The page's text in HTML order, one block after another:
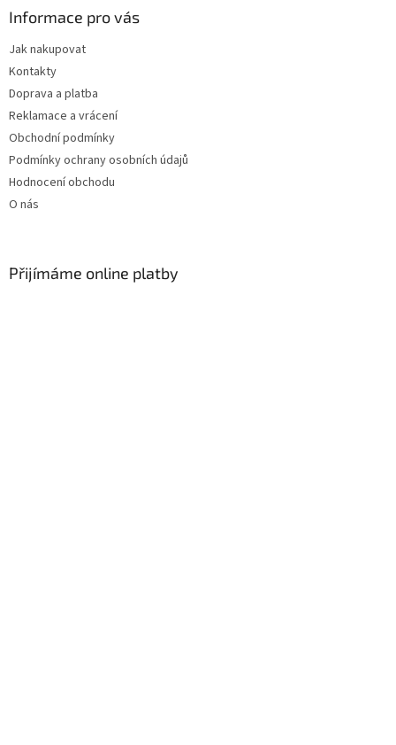
Informace pro vás
Jak nakupovat
Kontakty
Doprava a platba
Reklamace a vrácení
Obchodní podmínky
Podmínky ochrany osobních údajů
Hodnocení obchodu
O nás
Přijímáme online platby